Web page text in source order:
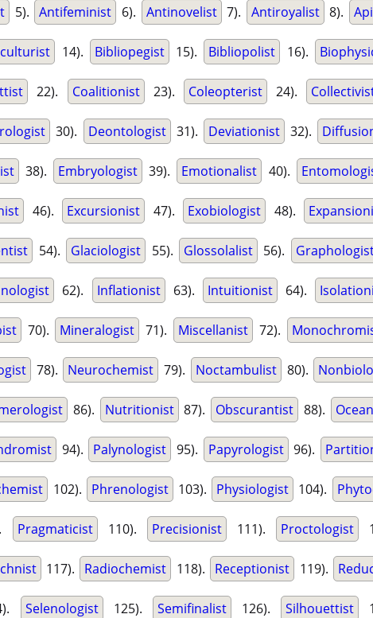
5). Antifeminist 6). Antinovelist 7). Antiroyalist 8).
14). Bibliopegist 15). Bibliopolist 16).
22). Coalitionist 23). Coleopterist 24).
30). Deontologist 31). Deviationist 32).
38). Embryologist 39). Emotionalist 40).
46). Excursionist 47). Exobiologist 48).
54). Glaciologist 55). Glossolalist 56).
62). Inflationist 63). Intuitionist 64).
70). Mineralogist 71). Miscellanist 72).
78). Neurochemist 79). Noctambulist 80).
86). Nutritionist 87). Obscurantist 88).
94). Palynologist 95). Papyrologist 96).
102). Phrenologist 103). Physiologist 104).
Pragmaticist 110). Precisionist 111). Proctologist
117). Radiochemist 118). Receptionist 119).
Selenologist 125). Semifinalist 126). Silhouettist